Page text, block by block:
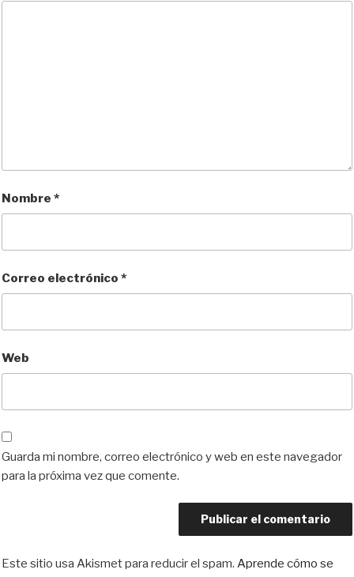
Nombre *
Correo electrónico *
Web
Guarda mi nombre, correo electrónico y web en este navegador
para la próxima vez que comente.
Este sitio usa Akismet para reducir el spam. Aprende cómo se